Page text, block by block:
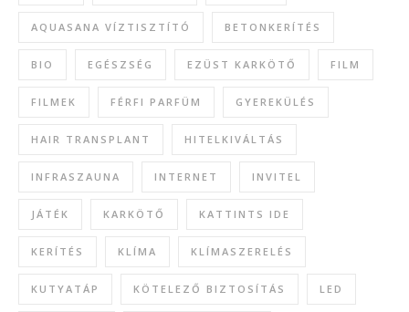
AQUASANA VÍZTISZTÍTÓ BETONKERÍTÉS
BIO EGÉSZSÉG EZÜST KARKÖTŐ FILM
FILMEK FÉRFI PARFÜM GYEREKÜLÉS
HAIR TRANSPLANT HITELKIVÁLTÁS
INFRASZAUNA INTERNET INVITEL
JÁTÉK KARKÖTŐ KATTINTS IDE
KERÍTÉS KLÍMA KLÍMASZERELÉS
KUTYATÁP KÖTELEZŐ BIZTOSÍTÁS LED